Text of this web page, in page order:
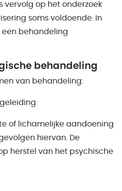
vervolg op het onderzoek
soms voldoende. In
behandeling
behandeling
van behandeling:
of lichamelijke aandoening
hiervan. De
herstel van het psychische